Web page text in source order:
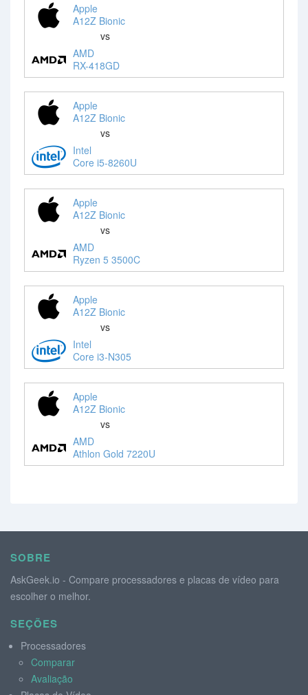
Apple
A12Z Bionic
vs
AMD
RX-418GD
Apple
A12Z Bionic
vs
Intel
Core i5-8260U
Apple
A12Z Bionic
vs
AMD
Ryzen 5 3500C
Apple
A12Z Bionic
vs
Intel
Core i3-N305
Apple
A12Z Bionic
vs
AMD
Athlon Gold 7220U
SOBRE
AskGeek.io - Compare processadores e placas de vídeo para
escolher o melhor.
SEÇÕES
Processadores
Comparar
Avaliação